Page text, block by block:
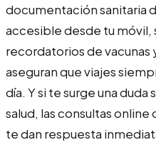
documentación sanitaria
accesible desde tu móvil,
recordatorios de vacunas
aseguran que viajes
día. Y si te surge una
salud, las consultas
te dan respuesta